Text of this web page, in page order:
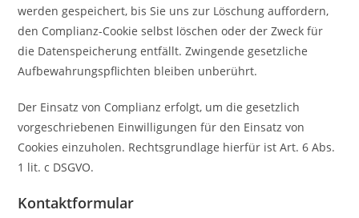
werden gespeichert, bis Sie uns zur Löschung auffordern,
den Complianz-Cookie selbst löschen oder der Zweck für
die Datenspeicherung entfällt. Zwingende gesetzliche
Aufbewahrungspflichten bleiben unberührt.
Der Einsatz von Complianz erfolgt, um die gesetzlich
vorgeschriebenen Einwilligungen für den Einsatz von
Cookies einzuholen. Rechtsgrundlage hierfür ist Art. 6 Abs.
1 lit. c DSGVO.
Kontaktformular